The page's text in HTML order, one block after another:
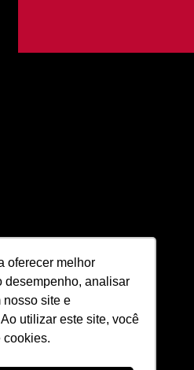
oferecer melhor
desempenho, analisar
nosso site e
utilizar este site, você
cookies.